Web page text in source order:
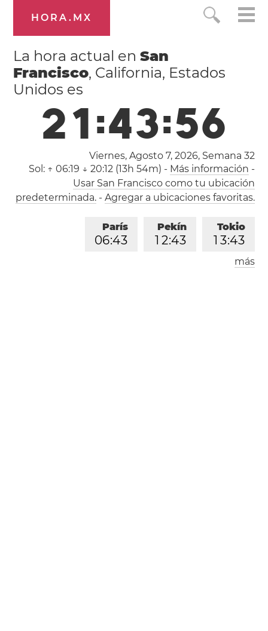
HORA.MX
La hora actual enSan
Francisco, California, Estados
Unidos es
21:43:57
Viernes, Agosto 7, 2026, Semana 32
Sol: ↑ 06:19 ↓ 20:12 (13h 54m) - Más información -
Usar San Francisco como tu ubicación
predeterminada.- Agregar a ubicaciones favoritas.
Tokio
1 3:43
Pekín
1 2:43
París
06:43
Londres
más